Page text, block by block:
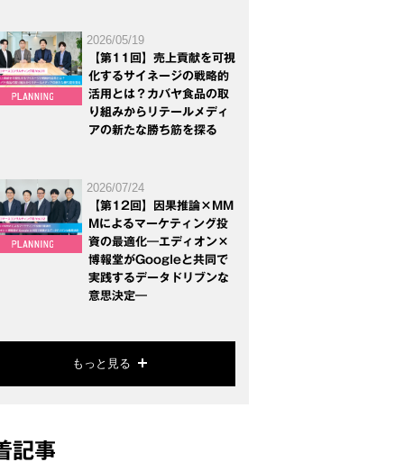
2026/05/19
【第11回】売上貢献を可視
化するサイネージの戦略的
活用とは？カバヤ食品の取
り組みからリテールメディ
アの新たな勝ち筋を探る
2026/07/24
【第12回】因果推論×MM
Mによるマーケティング投
資の最適化―エディオン×
博報堂がGoogleと共同で
実践するデータドリブンな
意思決定―
もっと見る
記事